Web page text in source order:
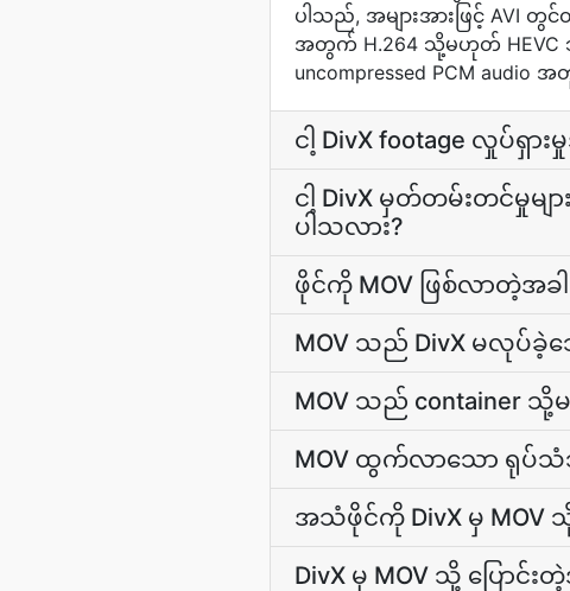
ပါသည်, အများအားဖြင့် AVI
အတွက် H.264 သို့မဟုတ် HEVC
uncompressed PCM audio
ငါ့ DivX footage လှုပ်ရှ
ငါ့ DivX မှတ်တမ်းတင်မှုမ
ပါသလား?
ဖိုင်ကို MOV ဖြစ်လာတဲ့အ
MOV သည် DivX မလုပ်ခဲ့
MOV သည် container သို့
MOV ထွက်လာသော ရု
အသံဖိုင်ကို DivX မှ MOV သို့
DivX မှ MOV သို့ ပြောင်